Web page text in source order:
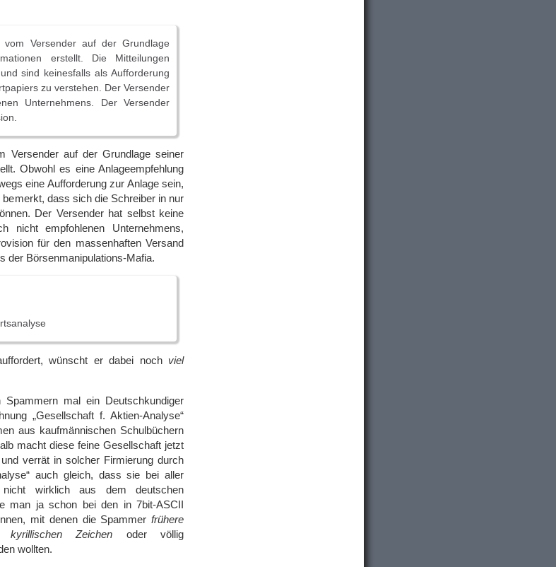
vom Versender auf der Grundlage
erstellt. Die Mitteilungen
sind keinesfalls als Aufforderung
zu verstehen. Der Versender
Unternehmens. Der Versender
Versender auf der Grundlage seiner
Obwohl es eine Anlageempfehlung
eine Aufforderung zur Anlage sein,
dass sich die Schreiber in nur
Der Versender hat selbst keine
nicht empfohlenen Unternehmens,
für den massenhaften Versand
der Börsenmanipulations-Mafia.
wünscht er dabei noch viel
mal ein Deutschkundiger
„Gesellschaft f. Aktien-Analyse“
aus kaufmännischen Schulbüchern
macht diese feine Gesellschaft jetzt
verrät in solcher Firmierung durch
auch gleich, dass sie bei aller
wirklich aus dem deutschen
man ja schon bei den in 7bit-ASCII
mit denen die Spammer frühere
kyrillischen Zeichen oder völlig
wollten.